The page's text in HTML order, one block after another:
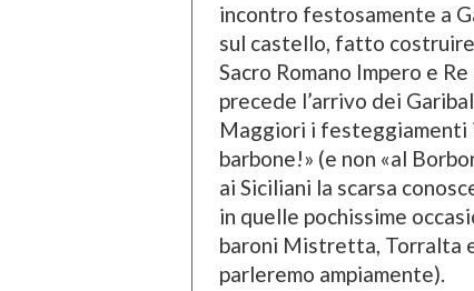
incontro festosamente a
sul castello, fatto
Sacro Romano Impero e
precede l’arrivo dei
Maggiori i festeggiamenti
barbone!» (e non «al
ai Siciliani la scarsa
in quelle pochissime
baroni Mistretta, Torralta
parleremo ampiamente).